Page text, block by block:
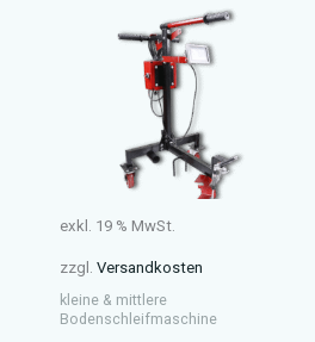
exkl. 19 % MwSt.
zzgl. Versandkosten
kleine & mittlere
Bodenschleifmaschine